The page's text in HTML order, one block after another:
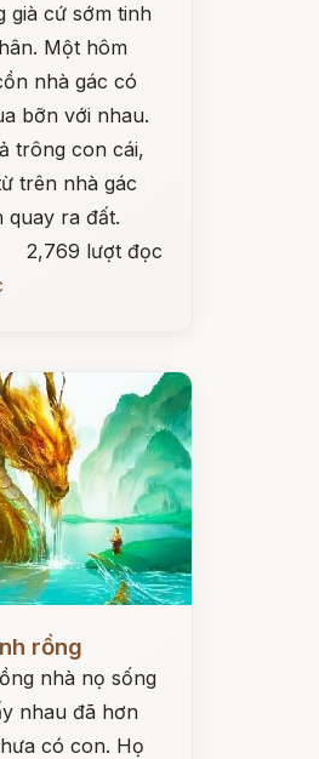
già cứ sớm tinh
Một hôm
nhà gác có
bỡn với nhau.
trông con cái,
trên nhà gác
quay ra đất.
2,769 lượt đọc
rồng
nhà nọ sống
nhau đã hơn
có con. Họ